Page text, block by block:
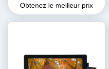
pouces OEM ODM
1920x1200
Obtenez le meilleur prix